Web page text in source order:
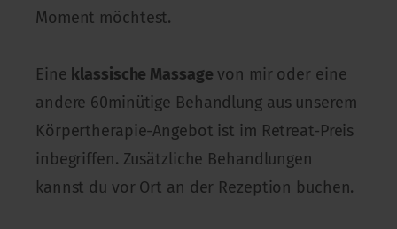
Moment möchtest.
Eine klassische Massage von mir oder eine
andere 60minütige Behandlung aus unserem
Körpertherapie-Angebot ist im Retreat-Preis
inbegriffen. Zusätzliche Behandlungen
kannst du vor Ort an der Rezeption buchen.